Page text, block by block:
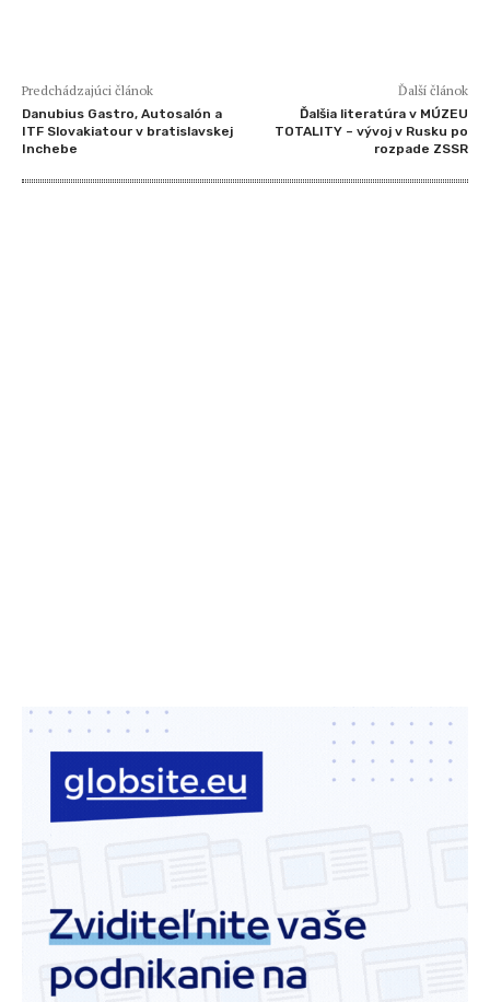
Predchádzajúci článok
Danubius Gastro, Autosalón a
ITF Slovakiatour v bratislavskej
Inchebe
Ďalší článok
Ďalšia literatúra v MÚZEU
TOTALITY – vývoj v Rusku po
rozpade ZSSR